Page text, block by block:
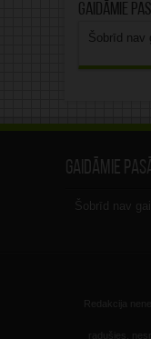
Gaidāmie
Šobrīd nav
Gaidāmie
Šobrīd nav
Redakcija